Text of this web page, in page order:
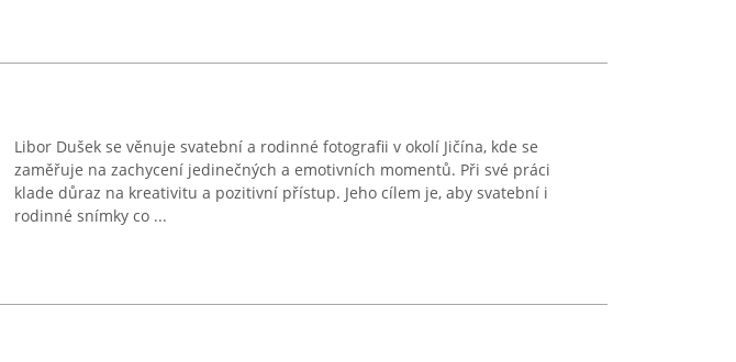
Libor Dušek se věnuje svatební a rodinné fotografii v okolí Jičína, kde se
zaměřuje na zachycení jedinečných a emotivních momentů. Při své práci
klade důraz na kreativitu a pozitivní přístup. Jeho cílem je, aby svatební i
rodinné snímky co ...